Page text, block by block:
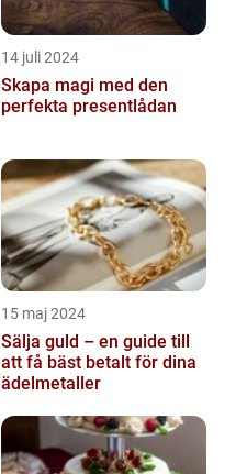
14 juli 2024
Skapa magi med den
perfekta presentlådan
15 maj 2024
Sälja guld – en guide till
att få bäst betalt för dina
ädelmetaller